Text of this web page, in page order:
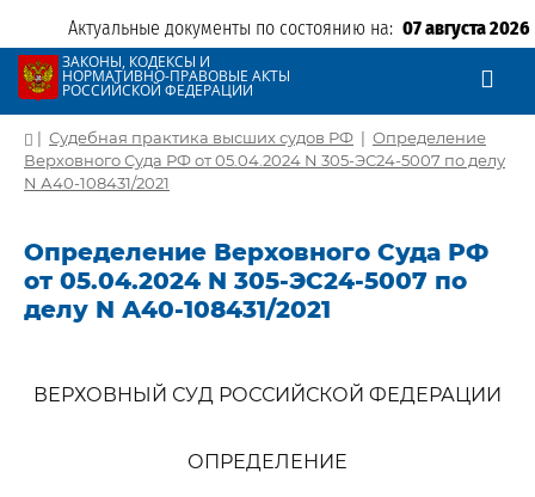
Актуальные документы по состоянию на: 07 августа 2026
ЗАКОНЫ, КОДЕКСЫ И
НОРМАТИВНО-ПРАВОВЫЕ АКТЫ
РОССИЙСКОЙ ФЕДЕРАЦИИ
| Судебная практика высших судов РФ | Определение
Верховного Суда РФ от 05.04.2024 N 305-ЭС24-5007 по делу
N А40-108431/2021
Определение Верховного Суда РФ
от 05.04.2024 N 305-ЭС24-5007 по
делу N А40-108431/2021
ВЕРХОВНЫЙ СУД РОССИЙСКОЙ ФЕДЕРАЦИИ
ОПРЕДЕЛЕНИЕ